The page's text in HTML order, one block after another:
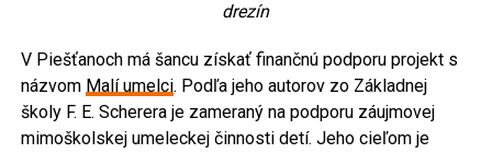
drezín
V Piešťanoch má šancu získať finančnú podporu projekt s
názvom Malí umelci. Podľa jeho autorov zo Základnej
školy F. E. Scherera je zameraný na podporu záujmovej
mimoškolskej umeleckej činnosti detí. Jeho cieľom je